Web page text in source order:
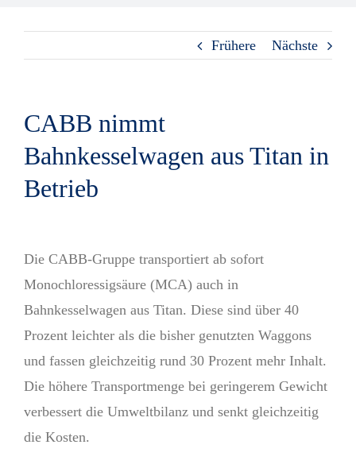
Frühere Nächste
CABB nimmt
Bahnkesselwagen aus Titan in
Betrieb
Larger
Image
Die CABB-Gruppe transportiert ab sofort
Monochloressigsäure (MCA) auch in
Bahnkesselwagen aus Titan. Diese sind über 40
Prozent leichter als die bisher genutzten Waggons
und fassen gleichzeitig rund 30 Prozent mehr Inhalt.
Die höhere Transportmenge bei geringerem Gewicht
ver­bessert die Umweltbilanz und senkt gleichzeitig
die Kosten.